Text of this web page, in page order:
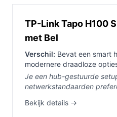
TP-Link Tapo H100
met Bel
Verschil: Bevat een smart
modernere draadloze
Je een hub-gestuurde
netwerkstandaarden
Bekijk details →